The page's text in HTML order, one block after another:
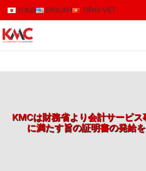
日本語 ENGLISH TIẾNG VIỆT
KMCは財務省より会計サービス
に満たす旨の証明書の発給を